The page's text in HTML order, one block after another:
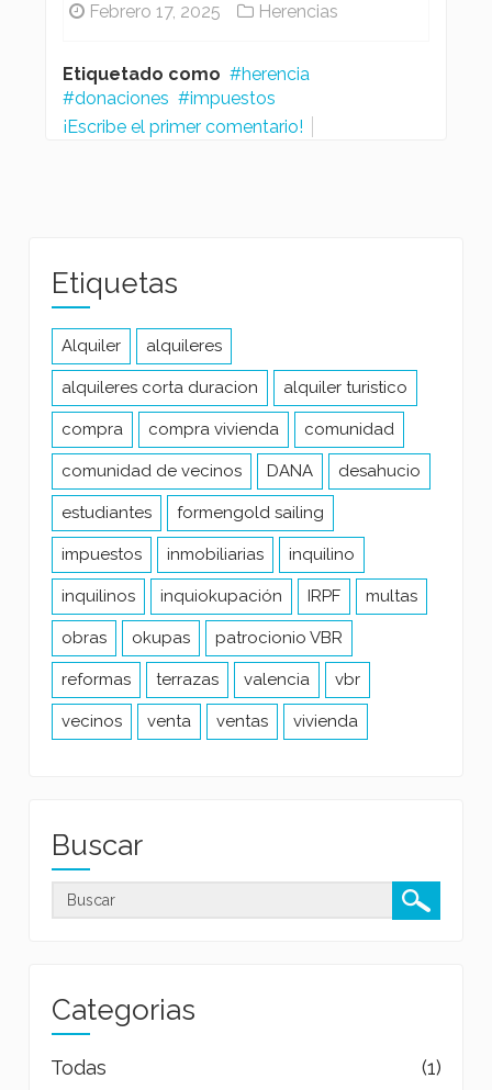
Febrero 17, 2025 Herencias
Etiquetado como
herencia
donaciones
impuestos
¡Escribe el primer comentario!
Etiquetas
Alquiler alquileres
alquileres corta duracion alquiler turistico
compra compra vivienda comunidad
comunidad de vecinos DANA desahucio
estudiantes formengold sailing
impuestos inmobiliarias inquilino
inquilinos inquiokupación IRPF multas
obras okupas patrocionio VBR
reformas terrazas valencia vbr
vecinos venta ventas vivienda
Buscar
Categorias
Todas
(1)